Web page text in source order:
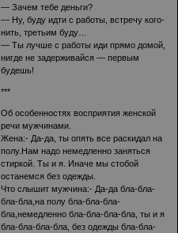
— Зачем тебе деньги?
— Ну, буду идти с работы, встречу кого-
нить, третьим буду…
— Ты лучше с работы иди прямо домой,
нигде не задерживайся — первым
будешь!
***
Об особенностях восприятия женской
речи мужчинами.
Жена:- Да-да, ты опять все раскидал на
полу.Нам надо немедленно заняться
стиркой. Ты и я. Иначе мы стобой
останемся без одежды.
Что слышит мужчина:- Да-да бла-бла-
бла-бла,на полу бла-бла-бла-
бла,немедленно бла-бла-бла-бла, ты и я
бла-бла-бла-бла, без одежды бла-бла-